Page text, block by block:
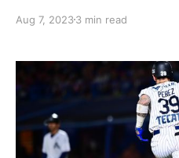
ronda. Monclova, Coahuila; 06 de agosto de 2023.
estaba resultado de
Aug 7, 20233 min read